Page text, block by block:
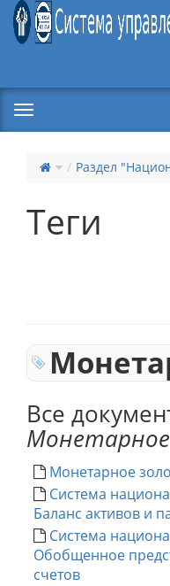
Раздел
Теги
Все
Монетарное
Система
Баланс активов и
Система
Обобщенное
счетов